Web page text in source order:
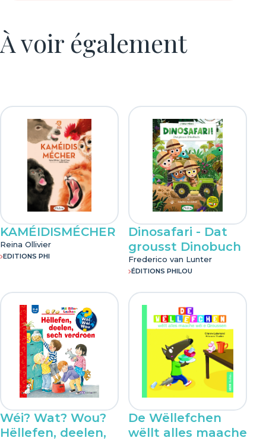
Éditeur
Editions Phi
À voir également
KAMÉIDISMÉCHER
Reina Ollivier
EDITIONS PHI
Dinosafari - Dat
grousst Dinobuch
Frederico van Lunter
ÉDITIONS PHILOU
Wéi? Wat? Wou?
Hëllefen, deelen,
De Wëllefchen
wëllt alles maache